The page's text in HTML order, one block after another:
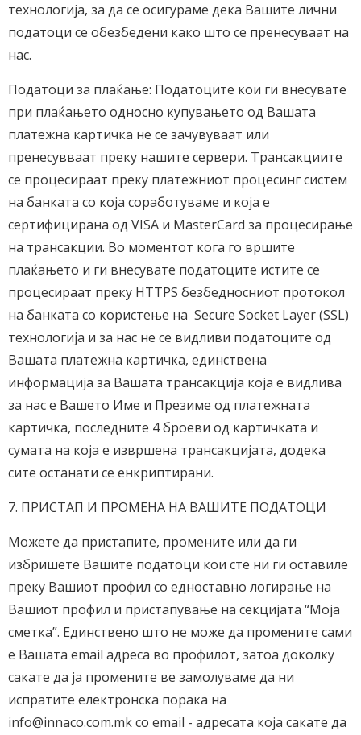
технологија, за да се осигураме дека Вашите лични
податоци се обезбедени како што се пренесуваат на
нас.
Податоци за плаќање: Податоците кои ги внесувате
при плаќањето односно купувањето од Вашата
платежна картичка не се зачувуваат или
пренесувваат преку нашите сервери. Трансакциите
се процесираат преку платежниот процесинг систем
на банката со која соработуваме и која е
сертифицирана од VISA и MasterCard за процесирање
на трансакции. Во моментот кога го вршите
плаќањето и ги внесувате податоците истите се
процесираат преку HTTPS безбедносниот протокол
на банката со користење на Secure Socket Layer (SSL)
технологија и за нас не се видливи податоците од
Вашата платежна картичка, единствена
информација за Вашата трансакција која е видлива
за нас е Вашето Име и Презиме од платежната
картичка, последните 4 броеви од картичката и
сумата на која е извршена трансакцијата, додека
сите останати се енкриптирани.
7. ПРИСТАП И ПРОМЕНА НА ВАШИТЕ ПОДАТОЦИ
Можете да пристапите, промените или да ги
избришете Вашите податоци кои сте ни ги оставиле
преку Вашиот профил со едноставно логирање на
Вашиот профил и пристапување на секцијата “Моја
сметка”. Единствено што не може да промените сами
е Вашата email адреса во профилот, затоа доколку
сакате да ја промените ве замолуваме да ни
испратите електронска порака на
info@innaco.com.mk со email - адресата која сакате да